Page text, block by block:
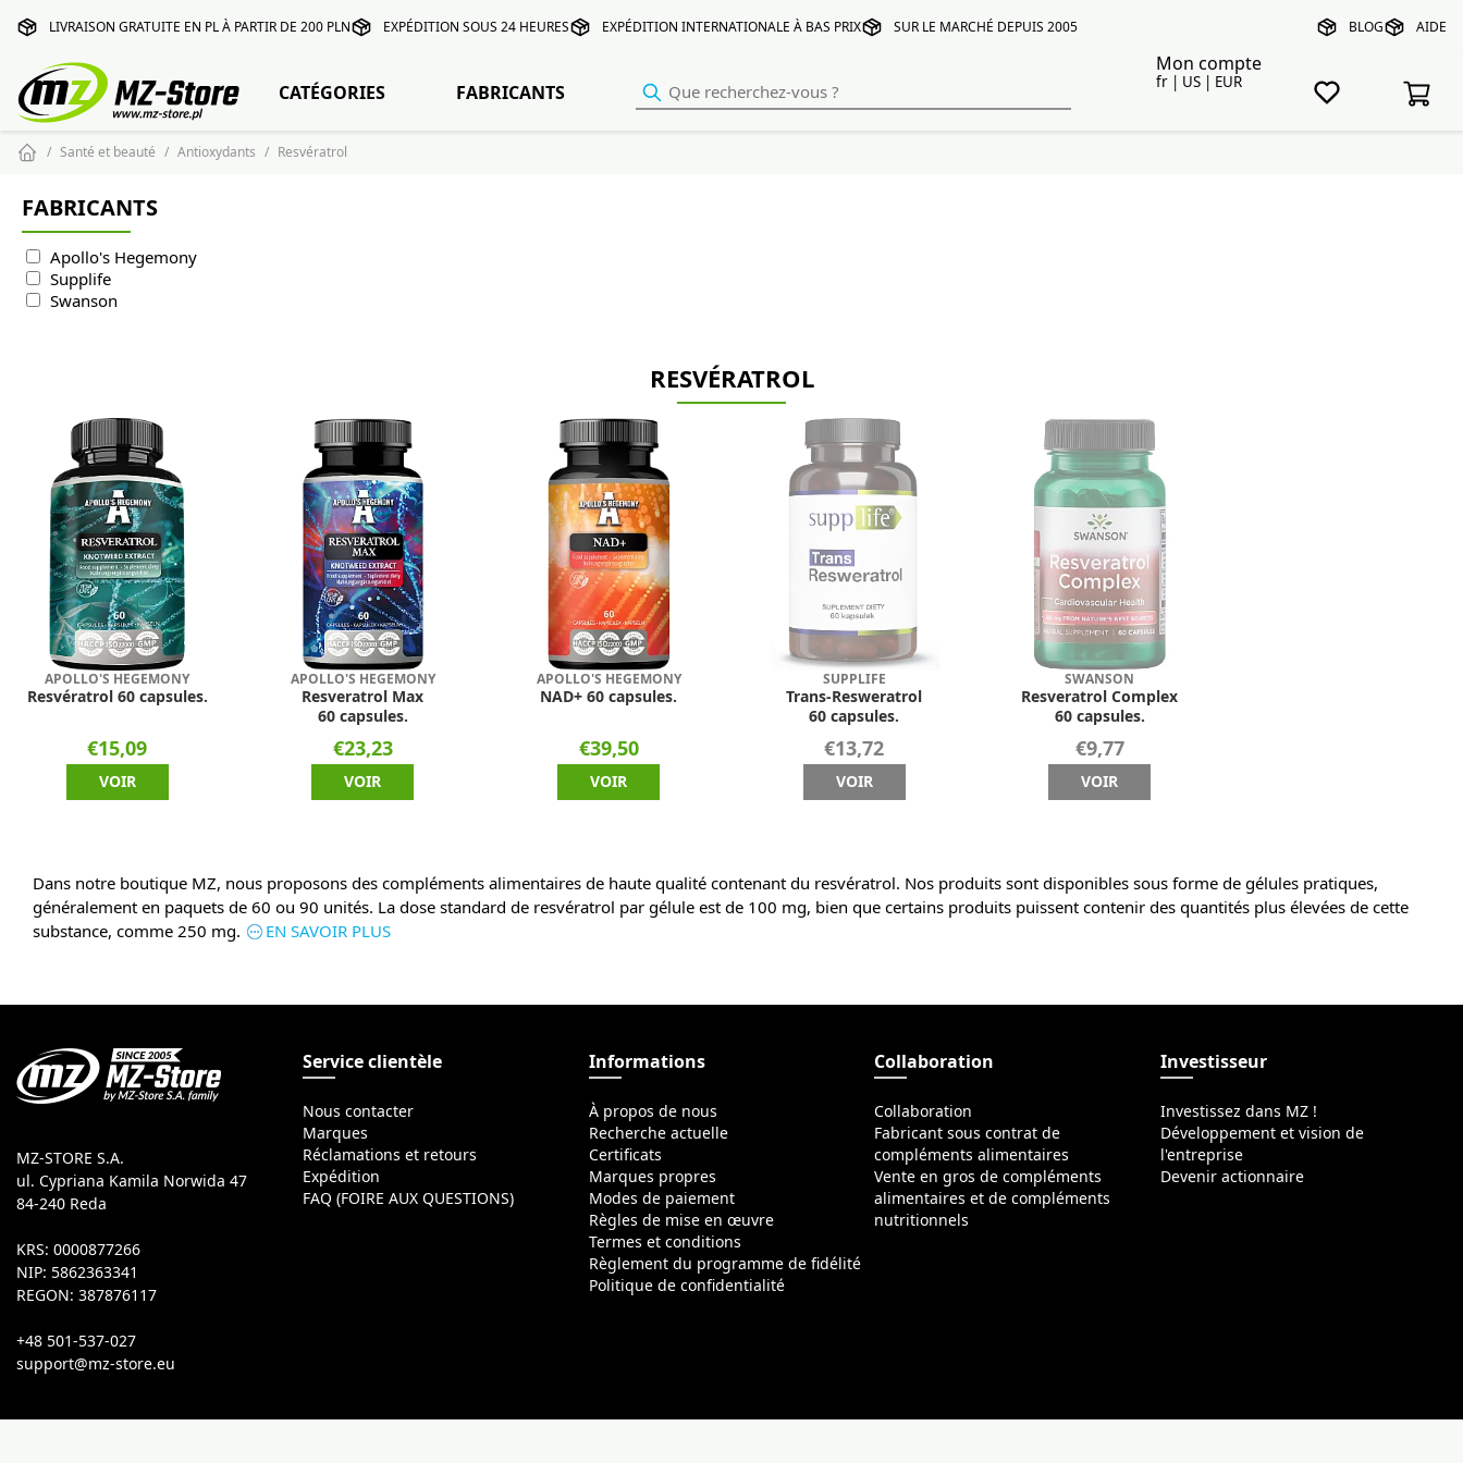
LIVRAISON GRATUITE EN PL À PARTIR DE 200 PLN EXPÉDITION SOUS 24 HEURES EXPÉDITION INTERNATIONALE À BAS PRIX SUR LE MARCHÉ DEPUIS 2005 BLOG AIDE
Mon compte
fr | US | EUR
CATÉGORIES FABRICANTS
Santé et beauté Antioxydants Resvératrol
FABRICANTS
Apollo's Hegemony
Supplife
Swanson
RESVÉRATROL
APOLLO'S HEGEMONY
Resvératrol 60 capsules.
€15,09
VOIR
APOLLO'S HEGEMONY
Resveratrol Max
60 capsules.
€23,23
VOIR
APOLLO'S HEGEMONY
NAD+ 60 capsules.
€39,50
VOIR
SUPPLIFE
Trans-Resweratrol
60 capsules.
€13,72
VOIR
SWANSON
Resveratrol Complex
60 capsules.
€9,77
VOIR
Dans notre boutique MZ, nous proposons des compléments alimentaires de haute qualité contenant du resvératrol. Nos produits sont disponibles sous forme de gélules pratiques,
généralement en paquets de 60 ou 90 unités. La dose standard de resvératrol par gélule est de 100 mg, bien que certains produits puissent contenir des quantités plus élevées de cette
substance, comme 250 mg.
EN SAVOIR PLUS
MZ-STORE S.A.
ul. Cypriana Kamila Norwida 47
84-240 Reda
KRS: 0000877266
NIP: 5862363341
REGON: 387876117
+48 501-537-027
Service clientèle
Nous contacter
Marques
Réclamations et retours
Expédition
FAQ (FOIRE AUX QUESTIONS)
Informations
À propos de nous
Recherche actuelle
Certificats
Marques propres
Modes de paiement
Règles de mise en œuvre
Termes et conditions
Règlement du programme de fidélité
Politique de confidentialité
Collaboration
Collaboration
Fabricant sous contrat de
compléments alimentaires
Vente en gros de compléments
alimentaires et de compléments
nutritionnels
Investisseur
Investissez dans MZ !
Développement et vision de
l'entreprise
Devenir actionnaire